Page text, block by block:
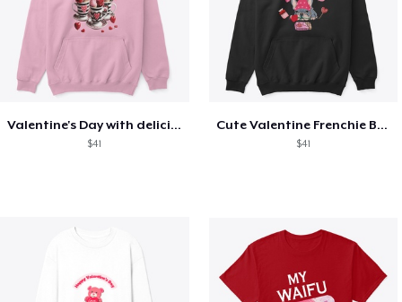
Valentine's Day with delicious food
$41
Cute Valentine Frenchie Bulldog
$41